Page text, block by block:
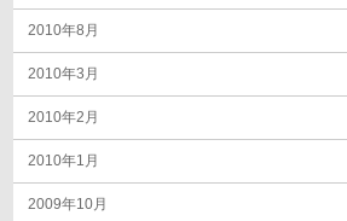
2010年8月
2010年3月
2010年2月
2010年1月
2009年10月